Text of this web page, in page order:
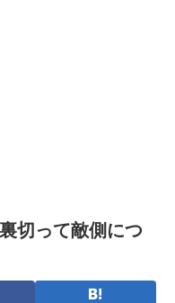
切って敵側につ